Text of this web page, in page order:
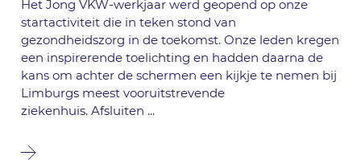
Het Jong VKW-werkjaar werd geopend op onze
startactiviteit die in teken stond van
gezondheidszorg in de toekomst. Onze leden kregen
een inspirerende toelichting en hadden daarna de
kans om achter de schermen een kijkje te nemen bij
Limburgs meest vooruitstrevende
ziekenhuis. Afsluiten ...